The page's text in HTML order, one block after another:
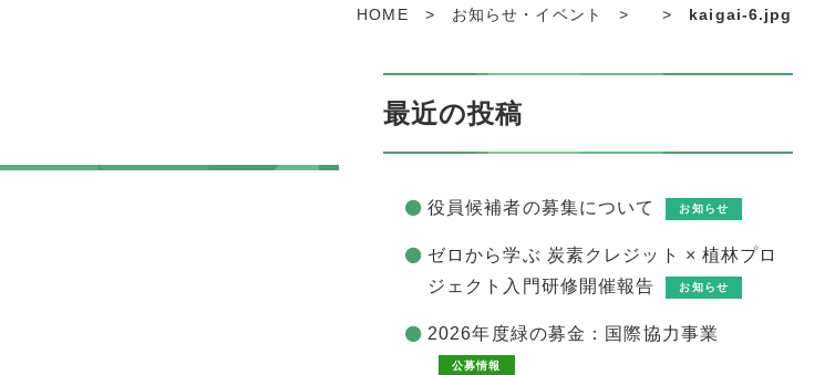
HOME > お知らせ・イベント > > kaigai-6.jpg
最近の投稿
役員候補者の募集について お知らせ
ゼロから学ぶ 炭素クレジット × 植林プロ
ジェクト入門研修開催報告
お知らせ
2026年度緑の募金：国際協力事業
公募情報